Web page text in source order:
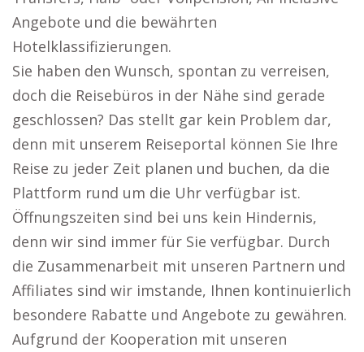
Angebote und die bewährten
Hotelklassifizierungen.
Sie haben den Wunsch, spontan zu verreisen,
doch die Reisebüros in der Nähe sind gerade
geschlossen? Das stellt gar kein Problem dar,
denn mit unserem Reiseportal können Sie Ihre
Reise zu jeder Zeit planen und buchen, da die
Plattform rund um die Uhr verfügbar ist.
Öffnungszeiten sind bei uns kein Hindernis,
denn wir sind immer für Sie verfügbar. Durch
die Zusammenarbeit mit unseren Partnern und
Affiliates sind wir imstande, Ihnen kontinuierlich
besondere Rabatte und Angebote zu gewähren.
Aufgrund der Kooperation mit unseren